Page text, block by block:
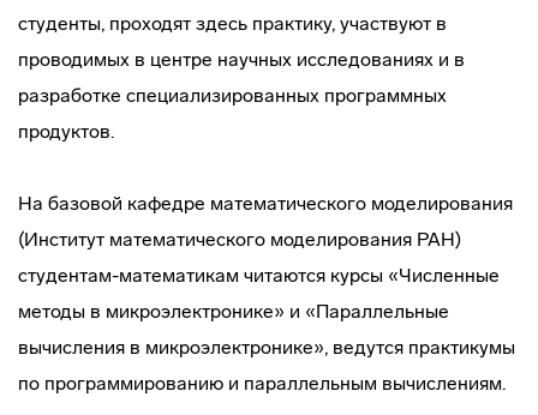
студенты, проходят здесь практику, участвуют в
проводимых в центре научных исследованиях и в
разработке специализированных программных
продуктов.
На базовой кафедре математического моделирования
(Институт математического моделирования РАН)
студентам-математикам читаются курсы «Численные
методы в микроэлектронике» и «Параллельные
вычисления в микроэлектронике», ведутся практикумы
по программированию и параллельным вычислениям.